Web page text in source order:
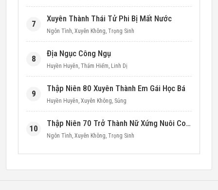
7
Xuyên Thành Thái Tử Phi Bị Mất Nước
Ngôn Tình, Xuyên Không, Trọng Sinh
8
Địa Ngục Công Ngụ
Huyền Huyễn, Thám Hiểm, Linh Dị
9
Thập Niên 80 Xuyên Thành Em Gái Học Bá
Huyền Huyễn, Xuyên Không, Sủng
10
Thập Niên 70 Trở Thành Nữ Xứng Nuôi Con Làm Giàu
Ngôn Tình, Xuyên Không, Trọng Sinh